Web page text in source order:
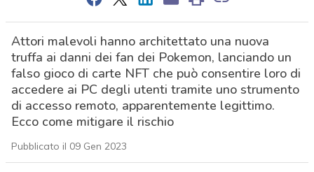
Attori malevoli hanno architettato una nuova
truffa ai danni dei fan dei Pokemon, lanciando un
falso gioco di carte NFT che può consentire loro di
accedere ai PC degli utenti tramite uno strumento
di accesso remoto, apparentemente legittimo.
Ecco come mitigare il rischio
Pubblicato il 09 Gen 2023